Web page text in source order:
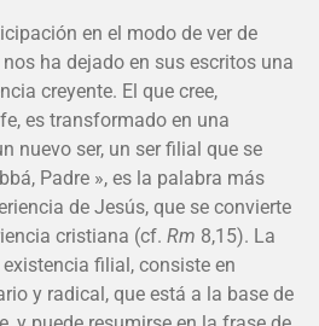
en el modo de ver de
ha dejado en sus escritos una
creyente. El que cree,
es transformado en una
nuevo ser, un ser filial que se
Padre », es la palabra más
de Jesús, que se convierte
cristiana (cf. Rm 8,15). La
filial, consiste en
y radical, que está a la base de